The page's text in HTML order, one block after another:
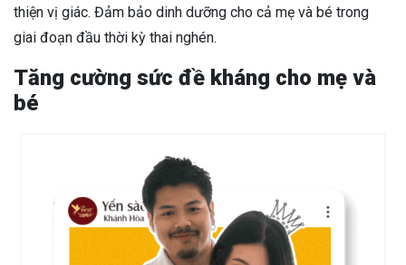
thiện vị giác. Đảm bảo dinh dưỡng cho cả mẹ và bé trong
giai đoạn đầu thời kỳ thai nghén.
Tăng cường sức đề kháng cho mẹ và
bé